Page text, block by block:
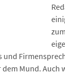
und
Mund. Auch